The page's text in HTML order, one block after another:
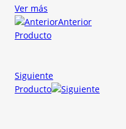
Ver más
Anterior
Producto
Siguiente
Producto